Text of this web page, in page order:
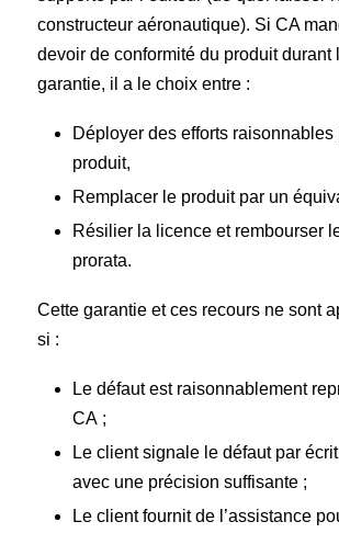
constructeur aéronautique). Si CA
devoir de conformité du produit durant
garantie, il a le choix entre :
Déployer des efforts raisonnables
produit,
Remplacer le produit par un
Résilier la licence et rembourser
prorata.
Cette garantie et ces recours ne sont
si :
Le défaut est raisonnablement
CA ;
Le client signale le défaut par
avec une précision suffisante ;
Le client fournit de l’assistance